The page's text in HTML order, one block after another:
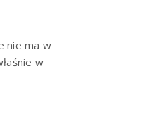
nie ma w
w